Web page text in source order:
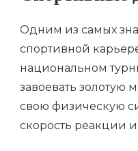
Одним из самых
спортивной
национальном
завоевать золотую
свою физическую
скорость реакции и